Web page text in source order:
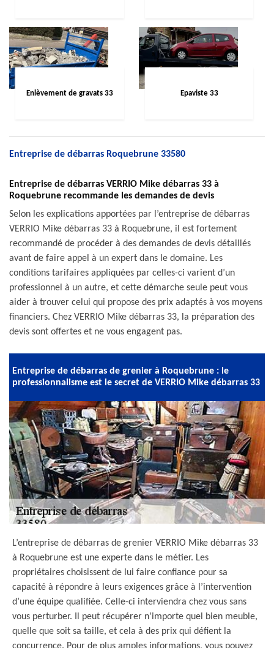
Enlèvement de gravats 33 Epaviste 33
Entreprise de débarras Roquebrune 33580
Entreprise de débarras VERRIO Mike débarras 33 à
Roquebrune recommande les demandes de devis
Selon les explications apportées par l’entreprise de débarras
VERRIO Mike débarras 33 à Roquebrune, il est fortement
recommandé de procéder à des demandes de devis détaillés
avant de faire appel à un expert dans le domaine. Les
conditions tarifaires appliquées par celles-ci varient d’un
professionnel à un autre, et cette démarche seule peut vous
aider à trouver celui qui propose des prix adaptés à vos moyens
financiers. Chez VERRIO Mike débarras 33, la préparation des
devis sont offertes et ne vous engagent pas.
Entreprise de débarras de grenier à Roquebrune : le
professionnalisme est le secret de VERRIO Mike débarras 33
L’entreprise de débarras de grenier VERRIO Mike débarras 33
à Roquebrune est une experte dans le métier. Les
propriétaires choisissent de lui faire confiance pour sa
capacité à répondre à leurs exigences grâce à l’intervention
d’une équipe qualifiée. Celle-ci interviendra chez vous sans
vous perturber. Il peut récupérer n’importe quel bien meuble,
quelle que soit sa taille, et cela à des prix qui défient la